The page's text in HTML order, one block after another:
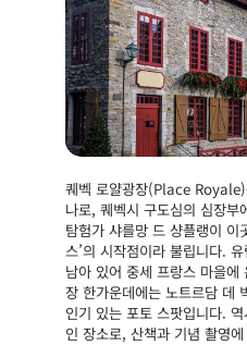
퀘벡 로얄광장(Place
나로, 퀘벡시 구도심의 심장
탐험가 샤를망 드 샹플랭이 이
스’의 시작점이라 불립니다.
남아 있어 중세 프랑스 마을
장 한가운데에는 노트르담 데
인기 있는 포토 스팟입니다.
인 장소로, 산책과 기념 촬영